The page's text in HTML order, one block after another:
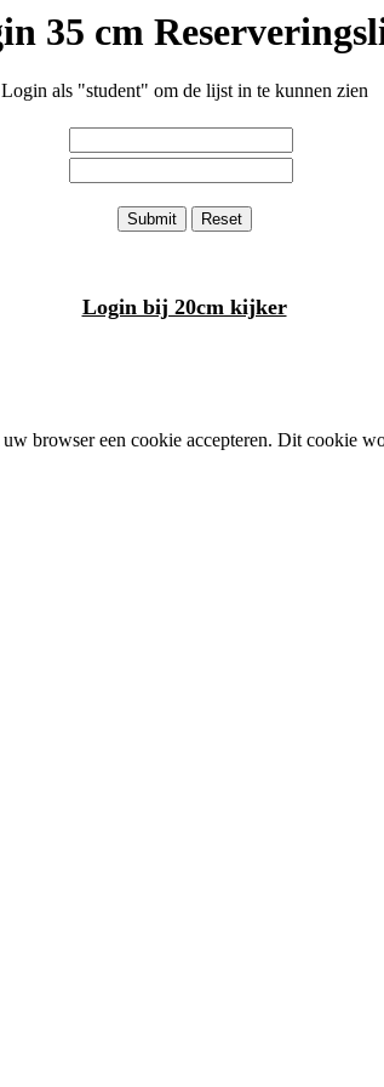
35 cm
Login als "student" om de lijst in te kunnen zien
Login bij 20cm kijker
browser een cookie accepteren. Dit cookie